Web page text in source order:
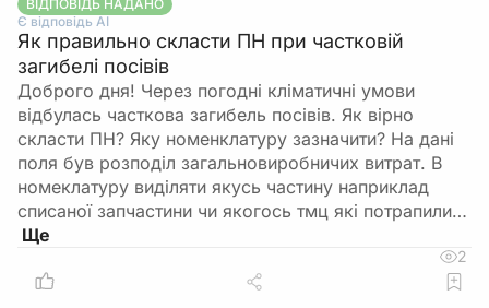
ВІДПОВІДЬ НАДАНО
Є відповідь АІ
Як правильно скласти ПН при частковій
загибелі посівів
Доброго дня! Через погодні кліматичні умови
відбулась часткова загибель посівів. Як вірно
скласти ПН? Яку номенклатуру зазначити? На дані
поля був розподіл загальновиробничих витрат. В
номеклатуру виділяти якусь частину наприклад
списаної запчастини чи якогось тмц які потрапили…
2